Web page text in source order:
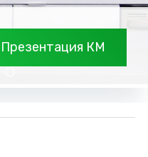
Презентация КМ